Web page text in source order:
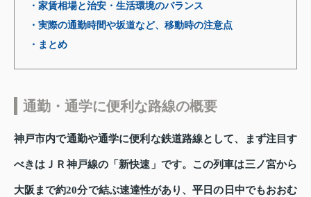
・家賃相場と治安・生活環境のバランス
・実際の通勤時間や坂道など、移動時の注意点
・まとめ
通勤・通学に便利な路線の概要
神戸市内で通勤や通学に便利な鉄道路線として、まず注目す
べきはＪＲ神戸線の「新快速」です。この列車は三ノ宮から
大阪まで約20分で結ぶ速達性があり、平日の日中でもおおむ